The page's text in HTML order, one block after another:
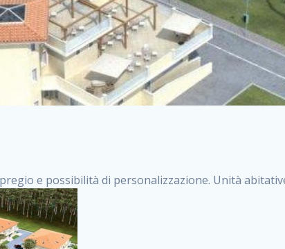
e possibilità di personalizzazione. Unità